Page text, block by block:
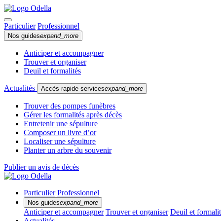
Particulier Professionnel
Nos guidesexpand_more
Anticiper et accompagner
Trouver et organiser
Deuil et formalités
Actualités Accès rapide servicesexpand_more
Trouver des pompes funèbres
Gérer les formalités après décès
Entretenir une sépulture
Composer un livre d’or
Localiser une sépulture
Planter un arbre du souvenir
Publier un avis de décès
Particulier Professionnel
Nos guidesexpand_more
Anticiper et accompagner Trouver et organiser Deuil et